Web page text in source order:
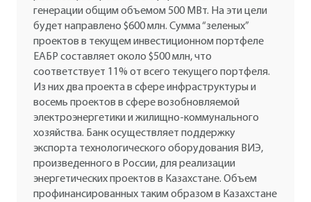
генерации общим объемом 500 МВт. На эти цели
будет направлено $600 млн. Сумма “зеленых”
проектов в текущем инвестиционном портфеле
ЕАБР составляет около $500 млн, что
соответствует 11% от всего текущего портфеля.
Из них два проекта в сфере инфраструктуры и
восемь проектов в сфере возобновляемой
электроэнергетики и жилищно-коммунального
хозяйства. Банк осуществляет поддержку
экспорта технологического оборудования ВИЭ,
произведенного в России, для реализации
энергетических проектов в Казахстане. Объем
профинансированных таким образом в Казахстане
развития электроэнергетики Минэнерго
Андрей Максимов.
члена Правления Ассоциации «НП Совет рынка»
Олег Баркин
Вице-президент по стратегии, управлению
производственным портфелем и трейдингом,
Фортум
Дмитрий Боровиков
председатель наблюдательного совета,
Ассоциация «Сообщество потребителей
энергии»
Александр Старченко
член правления, директор по
энергетическим рынкам и внешним связям
«Системного оператора».
директор по энергетическим рынкам и внешним
связям АО «Системный оператор ЕЭС»
Андрей Катаев
президент, «РУСЭНЕРГОСБЫТ»
Михаил Андронов
энергопереход: трансформация отрасли и
появление новых бизнес-моделей»,
директор Фонда
энергетического развития Сергей Пикин.
директор «Атомэнергосбыта» (входит в
«Росатом») Петр Конюшенко.
генеральный директор, АтомЭнергоСбыт
Петр Конюшенко
председатель совета
директоров «Ротек» Михаил Лифшиц.
председатель совета директоров, РОТЕК
Михаил Лифшиц